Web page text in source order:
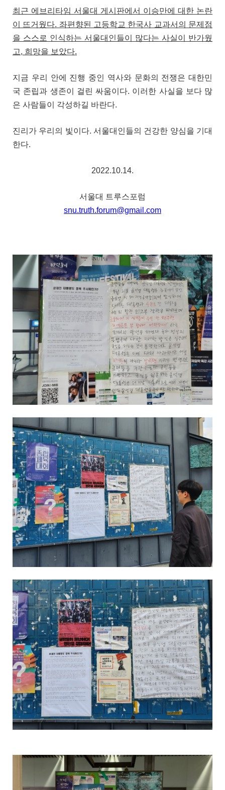
최근 에브리타임 서울대 게시판에서 이승만에 대한 논란
이 뜨거웠다. 좌편향된 고등학교 한국사 교과서의 문제점
을 스스로 인식하는 서울대인들이 많다는 사실이 반가웠
고, 희망을 보았다.
지금 우리 안에 진행 중인 역사와 문화의 전쟁은 대한민
국 존립과 생존이 걸린 싸움이다. 이러한 사실을 보다 많
은 사람들이 각성하길 바란다.
진리가 우리의 빛이다. 서울대인들의 건강한 양심을 기대
한다.
2022.10.14.
서울대 트루스포럼
snu.truth.forum@gmail.com